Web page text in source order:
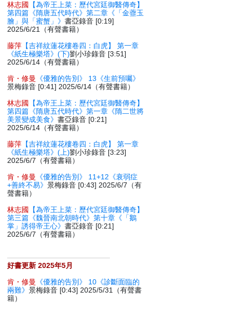
林志國
【為帝王上菜：歷代宮廷御醫傳奇】
第四篇《隋唐五代時代》第二章《「金虀玉
膾」與「蜜蟹」》書亞錄音 [0:19]
2025/6/21（有聲書籍）
藤萍 【吉祥紋蓮花樓卷四：白虎】 第一章
《紙生極樂塔》(下)劉小珍錄音 [3:51]
2025/6/14（有聲書籍）
肯・修曼
《優雅的告別》 13《生前預囑》
景梅錄音 [0:41] 2025/6/14（有聲書籍）
林志國
【為帝王上菜：歷代宮廷御醫傳奇】
第四篇《隋唐五代時代》第一章《隋二世將
美景變成美食》書亞錄音 [0:21]
2025/6/14（有聲書籍）
藤萍 【吉祥紋蓮花樓卷四：白虎】 第一章
《紙生極樂塔》(上)劉小珍錄音 [3:23]
2025/6/7（有聲書籍）
肯・修曼
《優雅的告別》 11+12《衰弱症
+善終不易》景梅錄音 [0:43] 2025/6/7（有
聲書籍）
林志國
【為帝王上菜：歷代宮廷御醫傳奇】
第三篇《魏晉南北朝時代》第十章《「鵝
掌」誘得帝王心》書亞錄音 [0:21]
2025/6/7（有聲書籍）
好書更新 2025年5月
肯・修曼
《優雅的告別》 10《診斷面臨的
兩難》景梅錄音 [0:43] 2025/5/31（有聲書
籍）